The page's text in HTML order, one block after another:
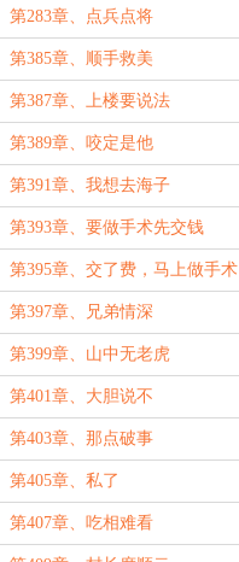
第283章、点兵点将
第385章、顺手救美
第387章、上楼要说法
第389章、咬定是他
第391章、我想去海子
第393章、要做手术先交钱
第395章、交了费，马上做手术
第397章、兄弟情深
第399章、山中无老虎
第401章、大胆说不
第403章、那点破事
第405章、私了
第407章、吃相难看